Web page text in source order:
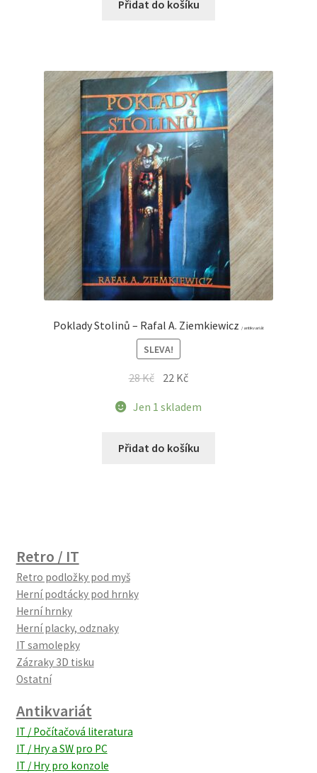
Přidat do košíku
Poklady Stolinů – Rafal A. Ziemkiewicz / antikvariát
SLEVA!
28Kč Původní
byla:
22 KčAktuální
je:
Jen 1 skladem
Přidat do košíku
Retro / IT
Retro podložky pod myš
Herní podtácky pod hrnky
Herní hrnky
Herní placky, odznaky
IT samolepky
Zázraky 3D tisku
Ostatní
Antikvariát
IT / Počítačová literatura
IT / Hry a SW pro PC
IT / Hry pro konzole